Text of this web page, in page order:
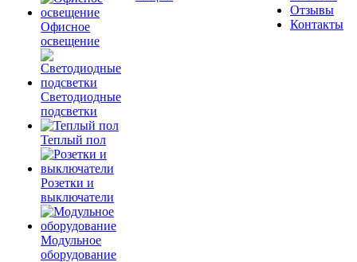
Офисное
освещение
Светодиодные
подсветки
Теплый пол
Розетки и
выключатели
Модульное
оборудование
Отзывы
Контакты